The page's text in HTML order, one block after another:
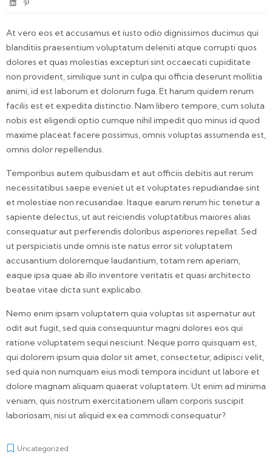
At vero eos et accusamus et iusto odio dignissimos ducimus qui
blanditiis praesentium voluptatum deleniti atque corrupti quos
dolores et quas molestias excepturi sint occaecati cupiditate
non provident, similique sunt in culpa qui officia deserunt mollitia
animi, id est laborum et dolorum fuga. Et harum quidem rerum
facilis est et expedita distinctio. Nam libero tempore, cum soluta
nobis est eligendi optio cumque nihil impedit quo minus id quod
maxime placeat facere possimus, omnis voluptas assumenda est,
omnis dolor repellendus.
Temporibus autem quibusdam et aut officiis debitis aut rerum
necessitatibus saepe eveniet ut et voluptates repudiandae sint
et molestiae non recusandae. Itaque earum rerum hic tenetur a
sapiente delectus, ut aut reiciendis voluptatibus maiores alias
consequatur aut perferendis doloribus asperiores repellat. Sed
ut perspiciatis unde omnis iste natus error sit voluptatem
accusantium doloremque laudantium, totam rem aperiam,
eaque ipsa quae ab illo inventore veritatis et quasi architecto
beatae vitae dicta sunt explicabo.
Nemo enim ipsam voluptatem quia voluptas sit aspernatur aut
odit aut fugit, sed quia consequuntur magni dolores eos qui
ratione voluptatem sequi nesciunt. Neque porro quisquam est,
qui dolorem ipsum quia dolor sit amet, consectetur, adipisci velit,
sed quia non numquam eius modi tempora incidunt ut labore et
dolore magnam aliquam quaerat voluptatem. Ut enim ad minima
veniam, quis nostrum exercitationem ullam corporis suscipit
laboriosam, nisi ut aliquid ex ea commodi consequatur?
Uncategorized